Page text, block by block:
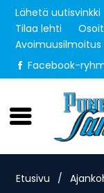
Lähetä uutisvinkki
Tilaa lehti
Avoimuusilmoitus
Facebook-
Torstai 6.8.2026
Etusivu /